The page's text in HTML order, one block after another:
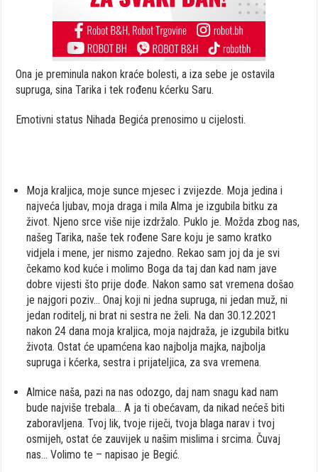
Ona je preminula nakon kraće bolesti, a iza sebe je ostavila
supruga, sina Tarika i tek rođenu kćerku Saru.
Emotivni status Nihada Begića prenosimo u cijelosti.
Moja kraljica, moje sunce mjesec i zvijezde. Moja jedina i
najveća ljubav, moja draga i mila Alma je izgubila bitku za
život. Njeno srce više nije izdržalo. Puklo je. Možda zbog nas,
našeg Tarika, naše tek rođene Sare koju je samo kratko
vidjela i mene, jer nismo zajedno. Rekao sam joj da je svi
čekamo kod kuće i molimo Boga da taj dan kad nam jave
dobre vijesti što prije dođe. Nakon samo sat vremena došao
je najgori poziv… Onaj koji ni jedna supruga, ni jedan muž, ni
jedan roditelj, ni brat ni sestra ne želi. Na dan 30.12.2021
nakon 24 dana moja kraljica, moja najdraža, je izgubila bitku
života. Ostat će upamćena kao najbolja majka, najbolja
supruga i kćerka, sestra i prijateljica, za sva vremena.
Almice naša, pazi na nas odozgo, daj nam snagu kad nam
bude najviše trebala… A ja ti obećavam, da nikad nećeš biti
zaboravljena. Tvoj lik, tvoje riječi, tvoja blaga narav i tvoj
osmijeh, ostat će zauvijek u našim mislima i srcima. Čuvaj
nas… Volimo te – napisao je Begić.